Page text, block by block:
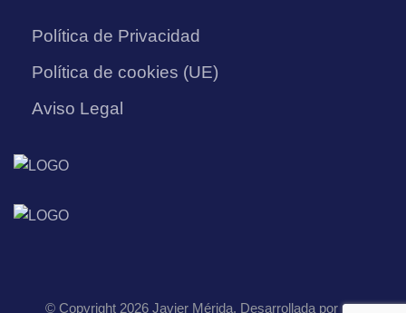
Política de Privacidad
Política de cookies (UE)
Aviso Legal
© Copyright 2026 Javier Mérida. Desarrollada por